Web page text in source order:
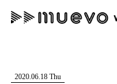
記事を検索する
2020.06.18 Thu